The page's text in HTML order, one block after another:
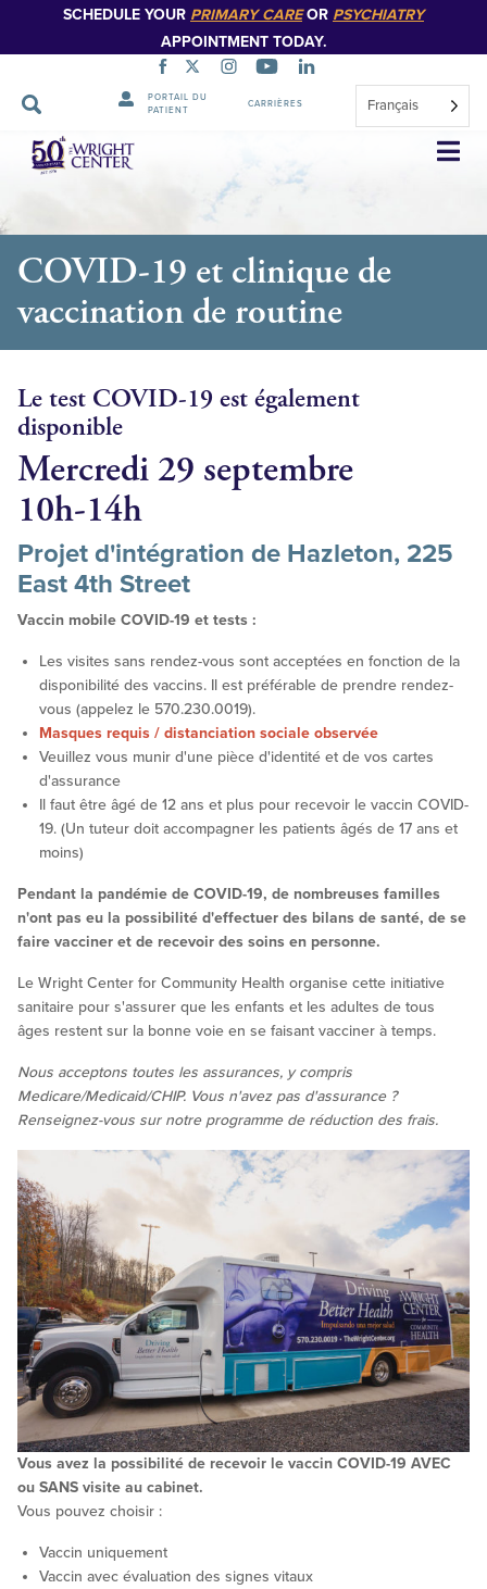
SCHEDULE YOUR PRIMARY CAREOR PSYCHIATRY
APPOINTMENT TODAY.
PORTAIL DU
PATIENT
CARRIÈRES Français
Sauter
la
COVID-19 et clinique de
vaccination de routine
Le test COVID-19 est également
disponible
Mercredi 29 septembre
10h-14h
Projet d'intégration de Hazleton, 225
East 4th Street
Vaccin mobile COVID-19 et tests :
Les visites sans rendez-vous sont acceptées en fonction de la
disponibilité des vaccins. Il est préférable de prendre rendez-
vous (appelez le 570.230.0019).
Masques requis / distanciation sociale observée
Veuillez vous munir d'une pièce d'identité et de vos cartes
d'assurance
Il faut être âgé de 12 ans et plus pour recevoir le vaccin COVID-
19. (Un tuteur doit accompagner les patients âgés de 17 ans et
moins)
Pendant la pandémie de COVID-19, de nombreuses familles
n'ont pas eu la possibilité d'effectuer des bilans de santé, de se
faire vacciner et de recevoir des soins en personne.
Le Wright Center for Community Health organise cette initiative
sanitaire pour s'assurer que les enfants et les adultes de tous
âges restent sur la bonne voie en se faisant vacciner à temps.
Nous acceptons toutes les assurances, y compris
Medicare/Medicaid/CHIP. Vous n'avez pas d'assurance ?
Renseignez-vous sur notre programme de réduction des frais.
Vous avez la possibilité de recevoir le vaccin COVID-19 AVEC
ou SANS visite au cabinet.
Vous pouvez choisir :
Vaccin uniquement
Vaccin avec évaluation des signes vitaux